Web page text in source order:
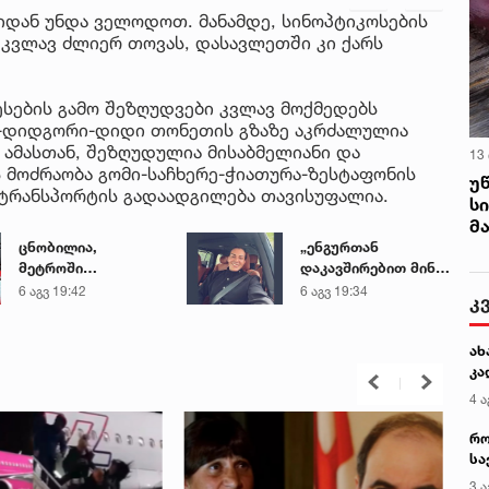
უნდა ველოდოთ. მანამდე, სინოპტიკოსების
ძლიერ თოვას, დასავლეთში კი ქარს
გამო შეზღუდვები კვლავ მოქმედებს
დიდგორი-დიდი თონეთის გზაზე აკრძალულია
შეზღუდულია მისაბმელიანი და
გომი-საჩხერე-ჭიათურა-ზესტაფონის
გადაადგილება თავისუფალია.
ცნობილია,
მეტროში
გარდაცვლილი 21
6 აგვ 19:42
„ენგურთან
დაკავშირებით მინდა
ვთქვა...“ - გოგა
6 აგვ 19:34
13
4